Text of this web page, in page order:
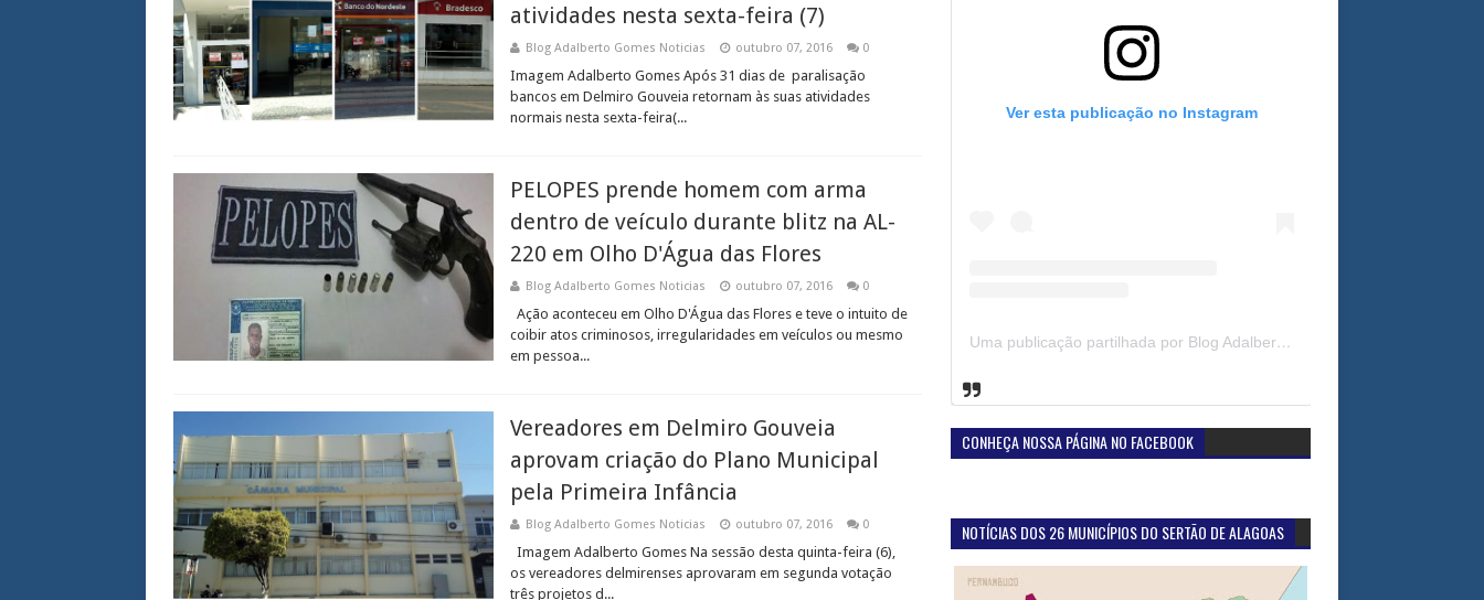
atividades nesta sexta-feira (7)
Blog Adalberto Gomes Noticias outubro 07, 2016 0
Imagem Adalberto Gomes Após 31 dias de paralisação
bancos em Delmiro Gouveia retornam às suas atividades
normais nesta sexta-feira(...
PELOPES prende homem com arma
dentro de veículo durante blitz na AL-
220 em Olho D'Água das Flores
Blog Adalberto Gomes Noticias outubro 07, 2016 0
Ação aconteceu em Olho D'Água das Flores e teve o intuito de
coibir atos criminosos, irregularidades em veículos ou mesmo
em pessoa...
Vereadores em Delmiro Gouveia
aprovam criação do Plano Municipal
pela Primeira Infância
Blog Adalberto Gomes Noticias outubro 07, 2016 0
Imagem Adalberto Gomes Na sessão desta quinta-feira (6),
os vereadores delmirenses aprovaram em segunda votação
três projetos d...
Ver esta publicação no Instagram
Uma publicação partilhada por Blog Adalberto Gomes Noticias (@blogadalbertogomesnoticiass)
CONHEÇA NOSSA PÁGINA NO FACEBOOK
NOTÍCIAS DOS 26 MUNICÍPIOS DO SERTÃO DE ALAGOAS